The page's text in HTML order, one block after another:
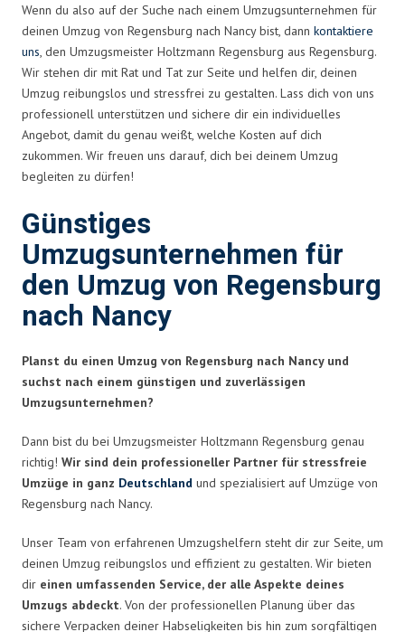
Wenn du also auf der Suche nach einem Umzugsunternehmen für
deinen Umzug von Regensburg nach Nancy bist, dann kontaktiere
uns, den Umzugsmeister Holtzmann Regensburg aus Regensburg.
Wir stehen dir mit Rat und Tat zur Seite und helfen dir, deinen
Umzug reibungslos und stressfrei zu gestalten. Lass dich von uns
professionell unterstützen und sichere dir ein individuelles
Angebot, damit du genau weißt, welche Kosten auf dich
zukommen. Wir freuen uns darauf, dich bei deinem Umzug
begleiten zu dürfen!
Günstiges
Umzugsunternehmen für
den Umzug von Regensburg
nach Nancy
Planst du einen Umzug von Regensburg nach Nancy und
suchst nach einem günstigen und zuverlässigen
Umzugsunternehmen?
Dann bist du bei Umzugsmeister Holtzmann Regensburg genau
richtig! Wir sind dein professioneller Partner für stressfreie
Umzüge in ganz Deutschland und spezialisiert auf Umzüge von
Regensburg nach Nancy.
Unser Team von erfahrenen Umzugshelfern steht dir zur Seite, um
deinen Umzug reibungslos und effizient zu gestalten. Wir bieten
dir einen umfassenden Service, der alle Aspekte deines
Umzugs abdeckt. Von der professionellen Planung über das
sichere Verpacken deiner Habseligkeiten bis hin zum sorgfältigen